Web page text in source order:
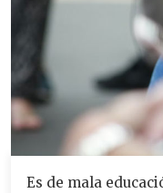
Es de mala